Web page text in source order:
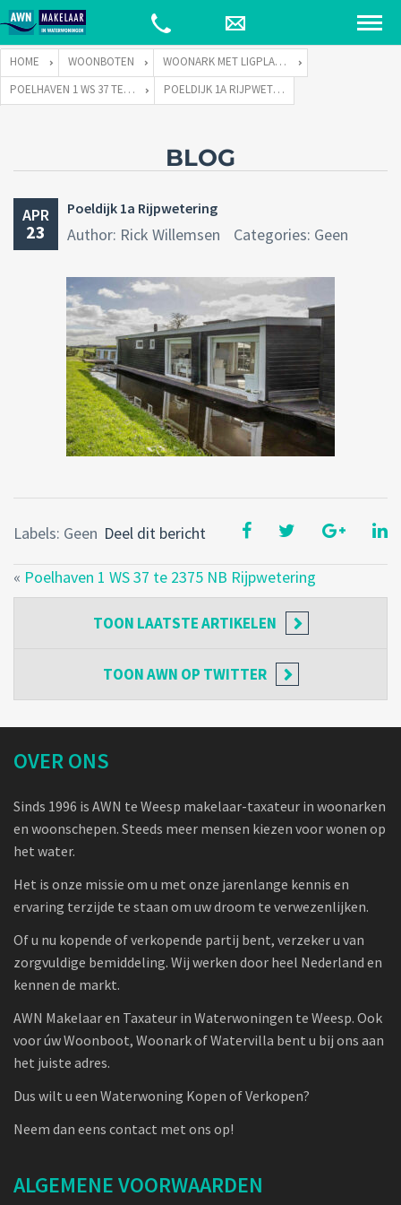
HOME WOONBOTEN
WOONARK MET LIGPLAATS
POELHAVEN 1 WS 37 TE 2375 NB RIJPWETERING
POELDIJK 1A RIJPWETERING
BLOG
APR
23
Poeldijk 1a Rijpwetering
Author: Rick Willemsen Categories: Geen
Deel dit bericht
Labels: Geen
« Poelhaven 1 WS 37 te 2375 NB Rijpwetering
TOON LAATSTE ARTIKELEN
TOONAWN OP TWITTER
OVER ONS
Sinds 1996 is AWN te Weesp makelaar-taxateur in woonarken
en woonschepen. Steeds meer mensen kiezen voor wonen op
het water.
Het is onze missie om u met onze jarenlange kennis en
ervaring terzijde te staan om uw droom te verwezenlijken.
Of u nu kopende of verkopende partij bent, verzeker u van
zorgvuldige bemiddeling. Wij werken door heel Nederland en
kennen de markt.
AWN Makelaar en Taxateur in Waterwoningen te Weesp. Ook
voor úw Woonboot, Woonark of Watervilla bent u bij ons aan
het juiste adres.
Dus wilt u een Waterwoning Kopen of Verkopen?
Neem dan eens contact met ons op!
ALGEMENE VOORWAARDEN